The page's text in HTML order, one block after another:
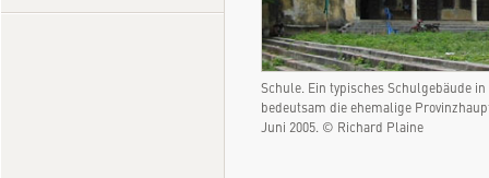
Schule. Ein typisches Schulgebäude
bedeutsam die ehemalige
Juni 2005. © Richard Plaine